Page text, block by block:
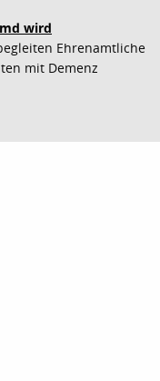
wird
Ehrenamtliche
mit Demenz